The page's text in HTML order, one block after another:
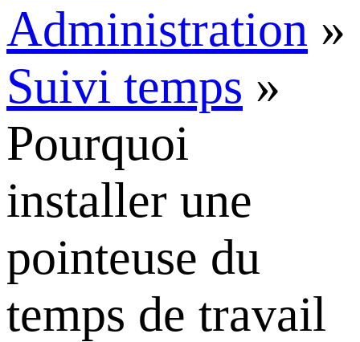
Administration »
Suivi temps »
Pourquoi
installer une
pointeuse du
temps de travail